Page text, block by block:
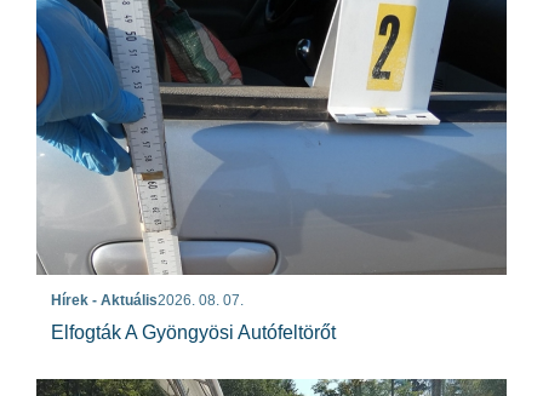
Hírek - Aktuális2026. 08. 07.
Elfogták A Gyöngyösi Autófeltörőt